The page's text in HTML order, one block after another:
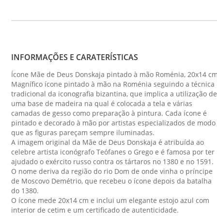
INFORMAÇÕES E CARATERÍSTICAS
Ícone Mãe de Deus Donskaja pintado à mão Roménia, 20x14
Magnífico ícone pintado à mão na Roménia seguindo a técnica
tradicional da iconografia bizantina, que implica a utilização de
uma base de madeira na qual é colocada a tela e várias
camadas de gesso como preparação à pintura. Cada ícone é
pintado e decorado à mão por artistas especializados de modo
que as figuras pareçam sempre iluminadas.
A imagem original da Mãe de Deus Donskaja é atribuída ao
celebre artista iconógrafo Teófanes o Grego e é famosa por ter
ajudado o exército russo contra os tártaros no 1380 e no 1591.
O nome deriva da região do rio Dom de onde vinha o príncipe
de Moscovo Demétrio, que recebeu o ícone depois da batalha
do 1380.
O ícone mede 20x14 cm e inclui um elegante estojo azul com
interior de cetim e um certificado de autenticidade.